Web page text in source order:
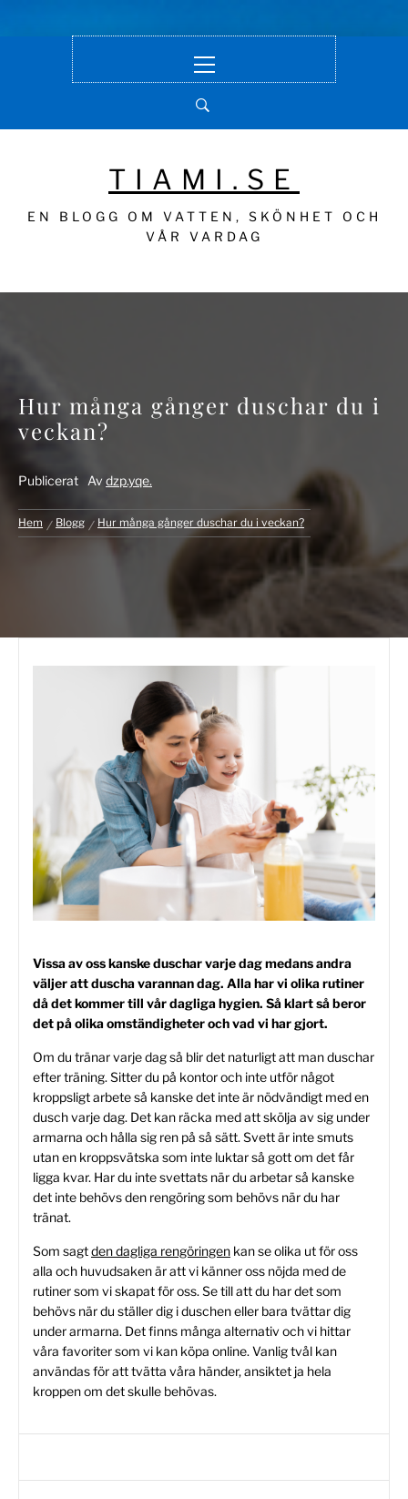
meny
TIAMI.SE
EN BLOGG OM VATTEN, SKÖNHET OCH
VÅR VARDAG
Hur många gånger duschar du i
veckan?
Publicerat Av dzp.yqe.
Hem Blogg Hur många gånger duschar du i veckan?
Vissa av oss kanske duschar varje dag medans andra
väljer att duscha varannan dag. Alla har vi olika rutiner
då det kommer till vår dagliga hygien. Så klart så beror
det på olika omständigheter och vad vi har gjort.
Om du tränar varje dag så blir det naturligt att man duschar
efter träning. Sitter du på kontor och inte utför något
kroppsligt arbete så kanske det inte är nödvändigt med en
dusch varje dag. Det kan räcka med att skölja av sig under
armarna och hålla sig ren på så sätt. Svett är inte smuts
utan en kroppsvätska som inte luktar så gott om det får
ligga kvar. Har du inte svettats när du arbetar så kanske
det inte behövs den rengöring som behövs när du har
tränat.
Som sagtden dagliga rengöringen kan se olika ut för oss
alla och huvudsaken är att vi känner oss nöjda med de
rutiner som vi skapat för oss. Se till att du har det som
behövs när du ställer dig i duschen eller bara tvättar dig
under armarna. Det finns många alternativ och vi hittar
våra favoriter som vi kan köpa online. Vanlig tvål kan
användas för att tvätta våra händer, ansiktet ja hela
kroppen om det skulle behövas.